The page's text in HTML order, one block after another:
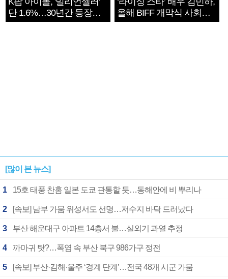
단 1.6%…30년간 등장
1182개팀 전수조사
올해 BIFF 개막식 사회자
확정
[많이 본 뉴스]
1 15호 태풍 찬홈 일본 도쿄 관통할 듯…동해안에 비 뿌리나
2 [속보] 남부 가뭄 위성서도 선명…저수지 바닥 드러났다
3 부산 해운대구 아파트 14층서 불…실외기 과열 추정
4 까마귀 탓?…폭염 속 부산 북구 986가구 정전
5 [속보] 부산·김해·울주 ‘경계 단계’…전국 48개 시군 가뭄